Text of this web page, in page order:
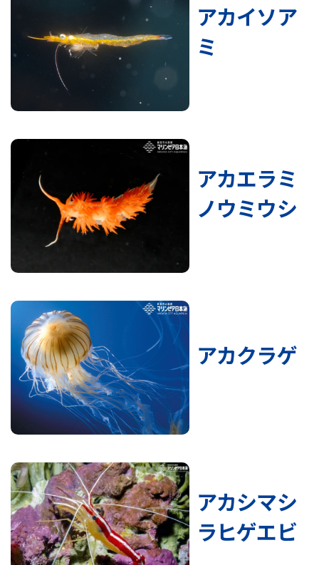
アカイソア
ミ
アカエラミ
ノウミウシ
アカクラゲ
アカシマシ
ラヒゲエビ